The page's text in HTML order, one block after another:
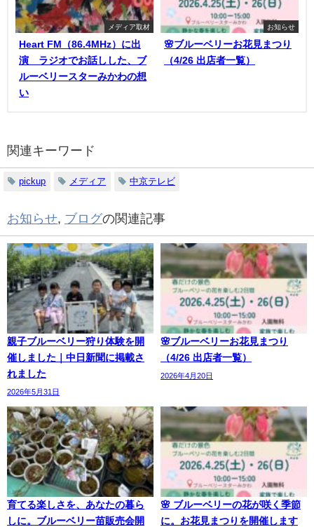
メディア取材
Heart FM（86.4MHz）に出
演 ラジオでお話しした、ブ
ルーベリースターみかわの想
い
お知らせ
🌸ブルーベリーお花見まつり
（4/26 出店者一覧）
関連キーワード
pickup メディア 中京テレビ
お知らせ, ブログの関連記事
親子ブルーベリー狩り体験を開
催しました｜中日新聞に掲載さ
れました
2026年5月31日
🌸ブルーベリーお花見まつり
（4/26 出店者一覧）
2026年4月20日
育てる楽しさを、あなたの暮ら
しに。ブルーベリー苗販売会開
🌸 ブルーベリーの花が咲く季節
に。お花見まつりを開催します